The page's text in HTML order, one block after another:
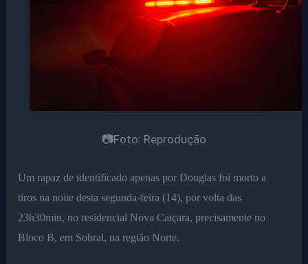
📷Foto: Reprodução
Um rapaz de identificado apenas por Douglas foi morto a
tiros na noite desta segunda-feira (14), por volta das
23h30min, no residencial Nova Caiçara, precisamente no
Bloco B, em Sobral, na região Norte.